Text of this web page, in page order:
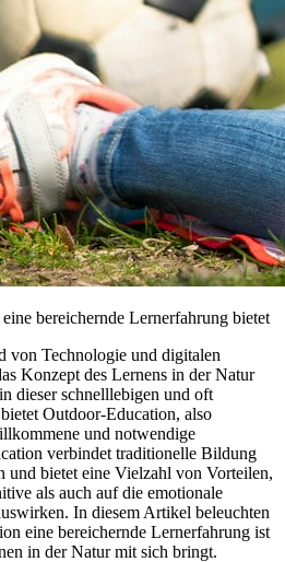
bereichernde Lernerfahrung bietet
von Technologie und digitalen
Konzept des Lernens in der Natur
dieser schnelllebigen und oft
Outdoor-Education, also
und notwendige
verbindet traditionelle Bildung
und bietet eine Vielzahl von Vorteilen,
als auch auf die emotionale
In diesem Artikel beleuchten
eine bereichernde Lernerfahrung ist
in der Natur mit sich bringt.